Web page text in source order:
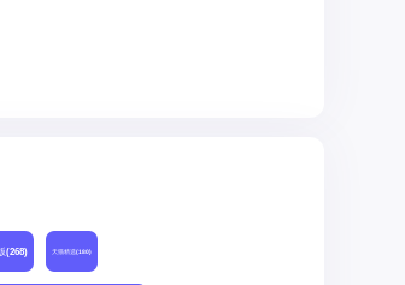
(268) 天猫精选(180)